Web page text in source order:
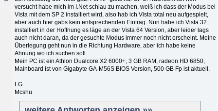
versucht habe mich im I.Net schlau zu machen, weiß ich dass der Modus bei
Vista mit dem SP 2 installiert wird, also hab ich Vista total neu aufgespielt,
aber auch hier gabs kein entsprechenden Eintrag. Nun habe ich Vista 32
installiert in der Hoffnung es läge an der Vista 64 Version, aber leider lags
auch nicht daran, da der gesuchte Modus immer noch nicht erscheint. Meine
Überlegung geht nun in die Richtung Hardware, aber ich habe keine
Ahnung wo ich suchen soll.
Mein PC ist ein Athlon Dualcore X2 6000+, 3 GB RAM, radeon HD 6850,
Mainboard ist von Gigabyte GA-M56S BIOS Version, 500 GB Fp ist aktuell.
LG
Mcshu